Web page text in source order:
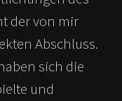
der von mir
Abschluss.
sich die
und